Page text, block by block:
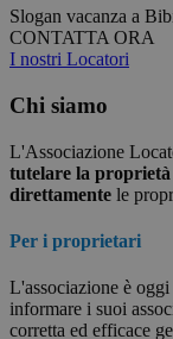
Slogan vacanza a
CONTATTA ORA
I nostri Locatori
Chi siamo
L'Associazione
tutelare la proprietà
direttamente le
Per i proprietari
L'associazione è oggi
informare i suoi
corretta ed efficace